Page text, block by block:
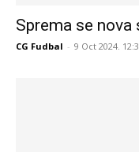
Sprema se nova
CG Fudbal - 9 Oct 2024.